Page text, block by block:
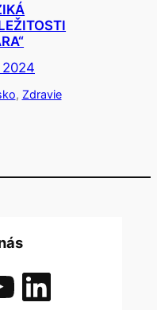
2024
, Zdravie
LinkedIn